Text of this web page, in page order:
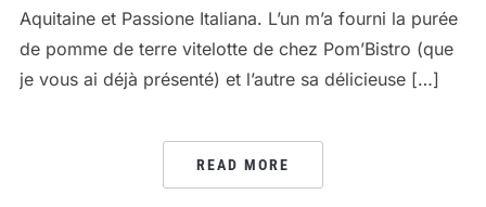
Aquitaine et Passione Italiana. L’un m’a fourni la purée
de pomme de terre vitelotte de chez Pom’Bistro (que
je vous ai déjà présenté) et l’autre sa délicieuse […]
READ MORE